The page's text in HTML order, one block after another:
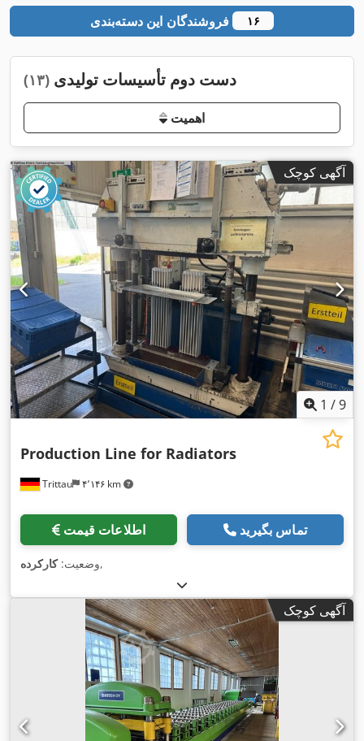
فروشندگان این دسته‌بندی ۱۶
دست دوم تأسیسات تولیدی (۱۳)
اهمیت
آگهی کوچک
1 /9
Trittau ۴٬۱۴۶ km
Production Line for Radiators
اطلاعات قیمت تماس بگیرید
وضعیت:کارکرده ,
آگهی کوچک